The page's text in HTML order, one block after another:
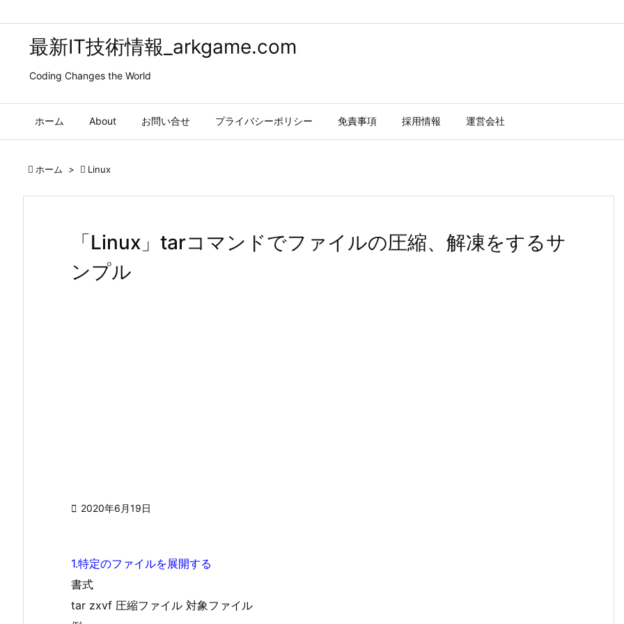
最新IT技術情報_arkgame.com
Coding Changes the World
ホーム About お問い合せ プライバシーポリシー 免責事項 採用情報 運営会社
 ホーム >  Linux
「Linux」tarコマンドでファイルの圧縮、解凍をするサ
ンプル
 2020年6月19日
1.特定のファイルを展開する
書式
tar zxvf 圧縮ファイル 対象ファイル